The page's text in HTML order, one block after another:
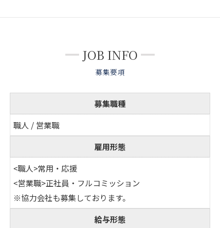
募集要項
JOB INFO
募集職種
職人 / 営業職
雇用形態
<職人>常用・応援
<営業職>正社員・フルコミッション
※協力会社も募集しております。
給与形態